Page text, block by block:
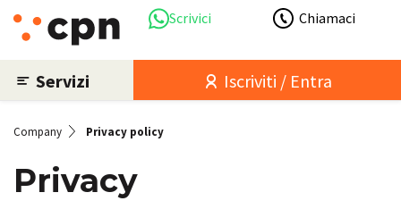
Scrivici Chiamaci
Servizi Iscriviti / Entra
Company Privacy policy
Privacy